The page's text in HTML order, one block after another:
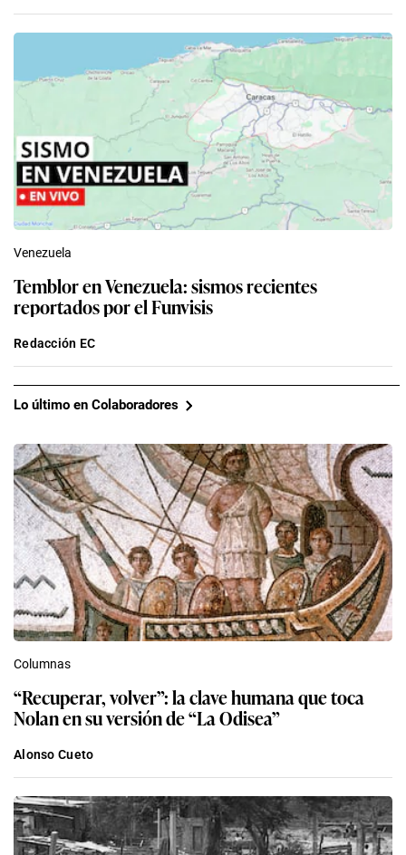
Venezuela
Temblor en Venezuela: sismos recientes
reportados por el Funvisis
Redacción EC
Lo último en Colaboradores
Columnas
“Recuperar, volver”: la clave humana que toca
Nolan en su versión de “La Odisea”
Alonso Cueto